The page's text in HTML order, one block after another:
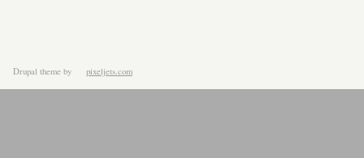
Drupal theme by pixeljets.com